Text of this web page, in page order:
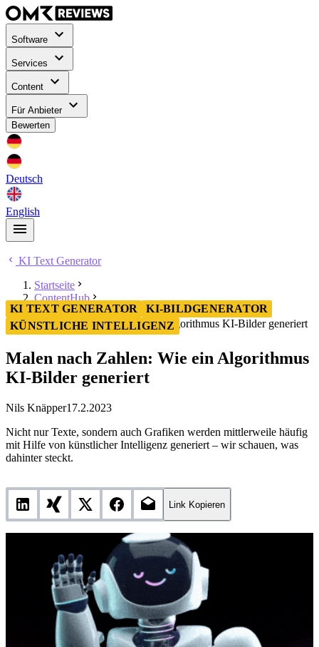
Software
Services
Content
Für Anbieter
Bewerten
Deutsch
English
KI Text Generator
Startseite
ContentHub
KI Text Generator
Malen nach Zahlen: Wie ein Algorithmus KI-Bilder generiert
KI TEXT GENERATOR
KI-BILDGENERATOR
KÜNSTLICHE INTELLIGENZ
Malen nach Zahlen: Wie ein Algorithmus
KI-Bilder generiert
Nils Knäpper17.2.2023
Nicht nur Texte, sondern auch Grafiken werden mittlerweile häufig
mit Hilfe von künstlicher Intelligenz generiert – wir schauen, was
dahinter steckt.
Link Kopieren